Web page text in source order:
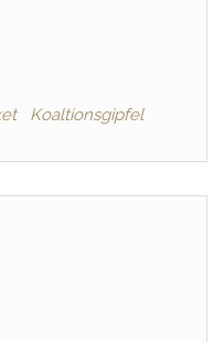
Koaltionsgipfel